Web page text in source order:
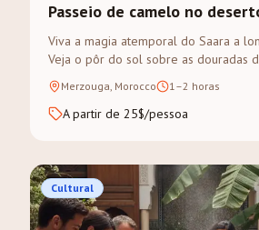
Passeio de camelo no
Viva a magia atemporal do Saara a
Veja o pôr do sol sobre as douradas
Chebbi num trek guiado.
Merzouga, Morocco 1–2 horas
A partir de 25$/pessoa
Cultural